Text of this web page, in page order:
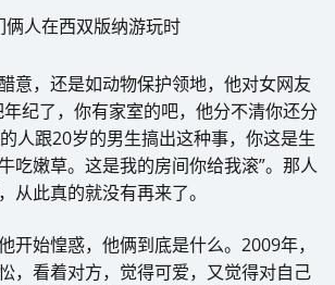
人在西双版纳游玩时
意，还是如动物保护领地，他对女网友
纪了，你有家室的吧，他分不清你还分
人跟20岁的男生搞出这种事，你这是生
吃嫩草。这是我的房间你给我滚”。那人
从此真的就没有再来了。
开始惶惑，他俩到底是什么。2009年，
，看着对方，觉得可爱，又觉得对自己